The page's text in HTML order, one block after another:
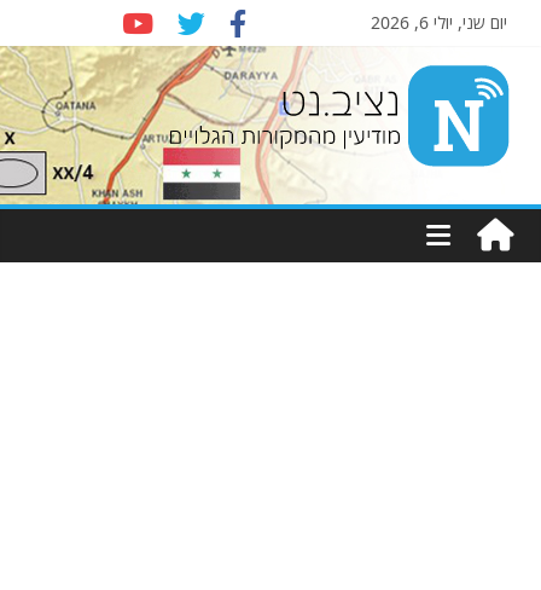
יום שני, יולי 6, 2026
Nziv.net
מודיעין
מהמקורות